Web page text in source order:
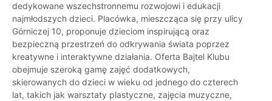
dedykowane wszechstronnemu rozwojowi i edukacji
najmłodszych dzieci. Placówka, mieszcząca się przy ulicy
Górniczej 10, proponuje dzieciom inspirującą oraz
bezpieczną przestrzeń do odkrywania świata poprzez
kreatywne i interaktywne działania. Oferta Bajtel Klubu
obejmuje szeroką gamę zajęć dodatkowych,
skierowanych do dzieci w wieku od jednego do czterech
lat, takich jak warsztaty plastyczne, zajęcia muzyczne,